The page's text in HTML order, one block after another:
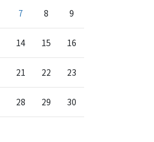
7 8 9
14 15 16
21 22 23
28 29 30